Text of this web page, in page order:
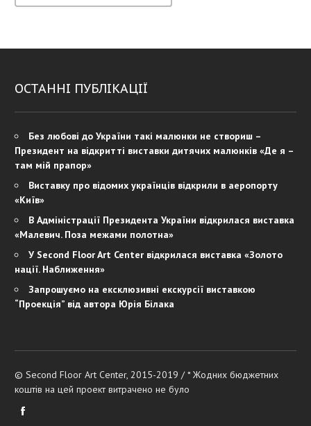
ОСТАННІ ПУБЛІКАЦІЇ
Без любові до України такі малюнки не створиш –
Президент на відкритті виставки дитячих малюнків «Де я –
там мій прапор»
Виставку про відомих українців відкрили в аеропорту
«Київ»
В Адміністрації Президента України відкрилася виставка
«Малевич. Поза межами полотна»
У Second Floor Art Center відкрилася виставка «Золото
нації. Наближення»
Запрошуємо на ексклюзивні екскурсії виставкою
“Проекція” від автора Юрія Білака
© Second Floor Art Center, 2015-2019 / * Жодних бюджетних
коштів на цей проект витрачено не було